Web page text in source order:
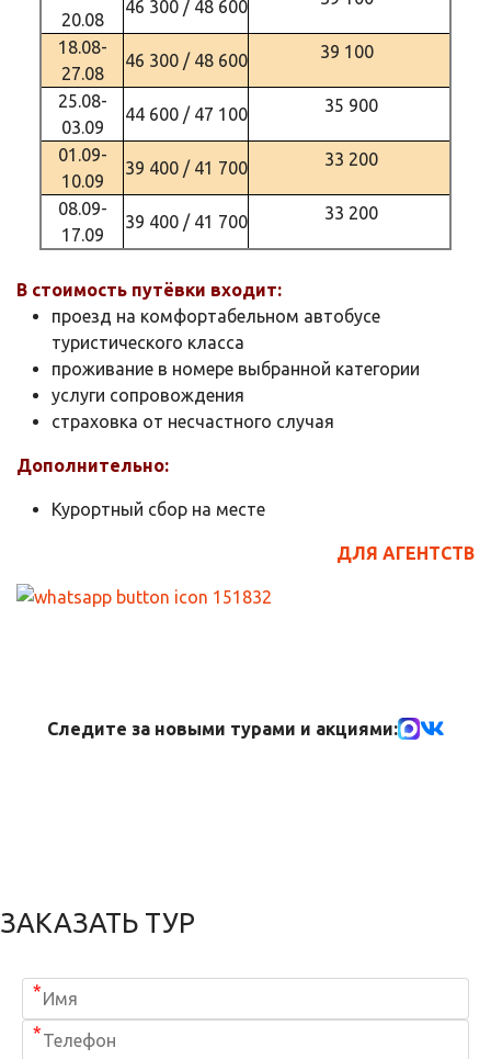
20.08
46 300 / 48 600
18.08-
27.08
46 300 / 48 600 39 100
25.08-
03.09
44 600 / 47 100 35 900
01.09-
10.09
39 400 / 41 700 33 200
08.09-
17.09
39 400 / 41 700 33 200
В стоимость путёвки входит:
проезд на комфортабельном автобусе
туристического класса
проживание в номере выбранной категории
услуги сопровождения
страховка от несчастного случая
Дополнительно:
Курортный сбор на месте
ДЛЯ АГЕНТСТВ
Следите за новыми турами и акциями:
ЗАКАЗАТЬ ТУР
*
*